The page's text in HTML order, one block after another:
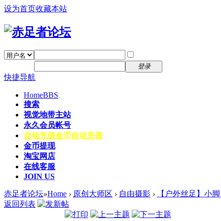
设为首页收藏本站
登录
快捷导航
HomeBBS
搜索
视觉地带主站
永久会员帐号
自动充值金币自动充值
金币提现
淘宝网店
在线客服
JOIN US
赤足者论坛»Home › 原创大师区 › 自由摄影 ›
【户外丝足】小
返回列表